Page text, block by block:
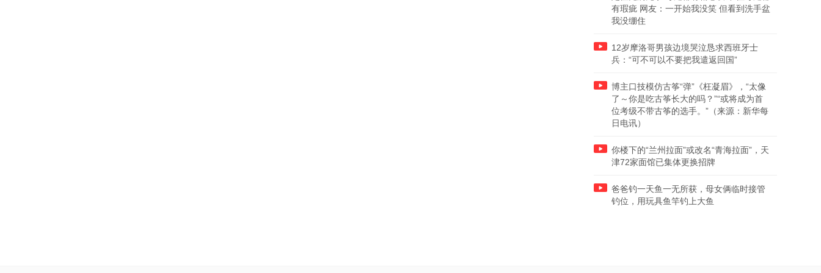
有瑕疵 网友：一开始我没笑 但看到洗手盆
我没绷住
12岁摩洛哥男孩边境哭泣恳求西班牙士
兵：“可不可以不要把我遣返回国”
博主口技模仿古筝“弹”《枉凝眉》，“太像
了～你是吃古筝长大的吗？”“或将成为首
位考级不带古筝的选手。”（来源：新华每
日电讯）
你楼下的“兰州拉面”或改名“青海拉面”，天
津72家面馆已集体更换招牌
爸爸钓一天鱼一无所获，母女俩临时接管
钓位，用玩具鱼竿钓上大鱼